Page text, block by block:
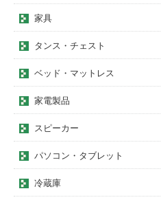
家具
タンス・チェスト
ベッド・マットレス
家電製品
スピーカー
パソコン・タブレット
冷蔵庫